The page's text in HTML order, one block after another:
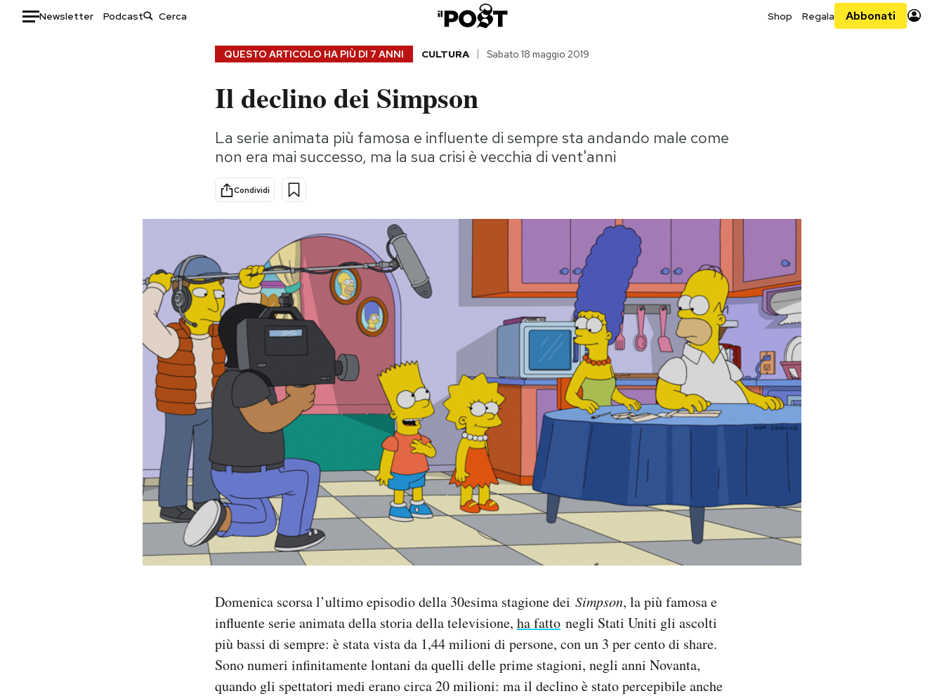
Newsletter Podcast Shop Regala Abbonati
Consumismi
Storie/Idee
Ok Boomer!
Media
Altrecose
Mondiali calcio 2026
QUESTO ARTICOLO HA PIÙ DI 7 ANNI CULTURA Sabato 18 maggio 2019
Il declino dei Simpson
La serie animata più famosa e influente di sempre sta andando male come
non era mai successo, ma la sua crisi è vecchia di vent'anni
Condividi
Domenica scorsa l’ultimo episodio della 30esima stagione dei Simpson, la più famosa e
influente serie animata della storia della televisione, ha fatto negli Stati Uniti gli ascolti
più bassi di sempre: è stata vista da 1,44 milioni di persone, con un 3 per cento di share.
Sono numeri infinitamente lontani da quelli delle prime stagioni, negli anni Novanta,
quando gli spettatori medi erano circa 20 milioni: ma il declino è stato percepibile anche